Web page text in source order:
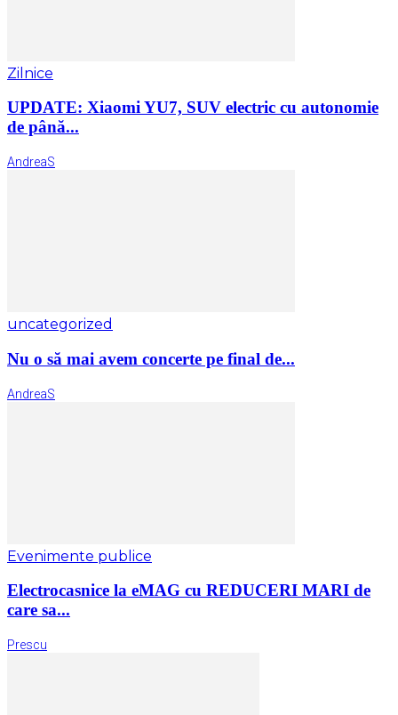
Zilnice
UPDATE: Xiaomi YU7, SUV electric cu autonomie
de până...
AndreaS
uncategorized
Nu o să mai avem concerte pe final de...
AndreaS
Evenimente publice
Electrocasnice la eMAG cu REDUCERI MARI de
care sa...
Prescu